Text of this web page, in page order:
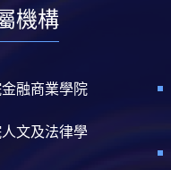
機構
融商業學院
文及法律學